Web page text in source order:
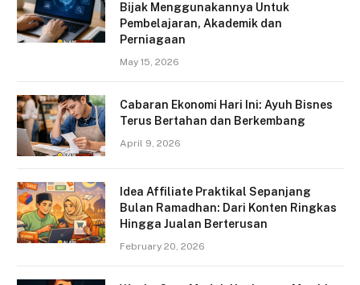
Bijak Menggunakannya Untuk
Pembelajaran, Akademik dan
Perniagaan
May 15, 2026
Cabaran Ekonomi Hari Ini: Ayuh Bisnes
Terus Bertahan dan Berkembang
April 9, 2026
Idea Affiliate Praktikal Sepanjang
Bulan Ramadhan: Dari Konten Ringkas
Hingga Jualan Berterusan
February 20, 2026